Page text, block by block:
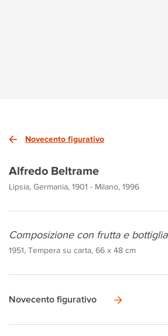
Novecento figurativo
Alfredo Beltrame
Lipsia, Germania, 1901 - Milano, 1996
Composizione con frutta e bottiglia
1951, Tempera su carta, 66 x 48 cm
Novecento figurativo